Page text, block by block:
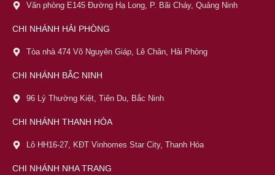
Văn phòng E145 Đường Hạ Long, P. Bãi Cháy, Quảng Ninh
CHI NHÁNH HẢI PHÒNG
Tòa nhà 474 Võ Nguyên Giáp, Lê Chân, Hải Phòng
CHI NHÁNH BẮC NINH
96 Lý Thường Kiệt, Tiên Du, Bắc Ninh
CHI NHÁNH THANH HÓA
Lô HH16-27, KĐT Vinhomes Star City, Thanh Hóa
CHI NHÁNH NHA TRANG